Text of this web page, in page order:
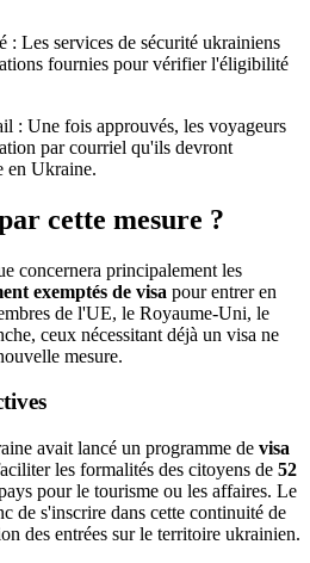
: Les services de sécurité ukrainiens
fournies pour vérifier l'éligibilité
: Une fois approuvés, les voyageurs
par courriel qu'ils devront
en Ukraine.
cette mesure ?
concernera principalement les
exemptés de visa pour entrer en
de l'UE, le Royaume-Uni, le
ceux nécessitant déjà un visa ne
mesure.
avait lancé un programme de visa
les formalités des citoyens de 52
pour le tourisme ou les affaires. Le
de s'inscrire dans cette continuité de
des entrées sur le territoire ukrainien.